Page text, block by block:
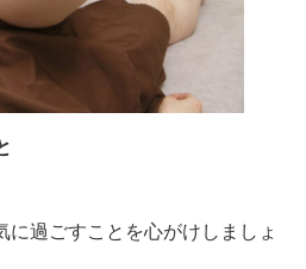
に過ごすことを心がけしましょ